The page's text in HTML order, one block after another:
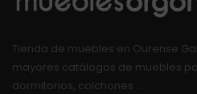
Tienda de muebles en Ourense
mayores catálogos de muebles
dormitorios, colchones …